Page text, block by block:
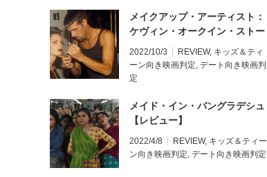
メイクアップ・アーティスト：
ケヴィン・オークイン・ストー
リー【レビュー】
2022/10/3 REVIEW, キッズ＆ティ
ーン向き映画判定, デート向き映画判
定
メイド・イン・バングラデシュ
【レビュー】
2022/4/8 REVIEW, キッズ＆ティー
ン向き映画判定, デート向き映画判定